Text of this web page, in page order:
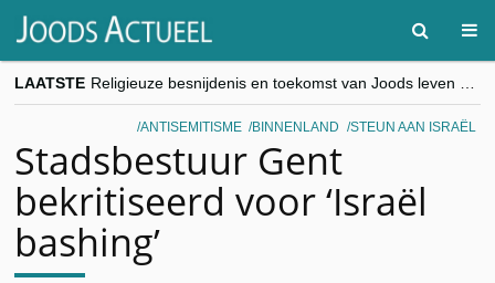
LAATSTE
“Besnijdenisdebat toont hoe moeilijk seculiere Westen minderheden begrijpt”, Jinnih Beels (Vooruit)
CITYTRIP | ROEMENIË – Boekarest: de verrassing van Oost-Europa
ANTISEMITISME BINNENLAND STEUN AAN ISRAËL
Stadsbestuur Gent
bekritiseerd voor ‘Israël
bashing’